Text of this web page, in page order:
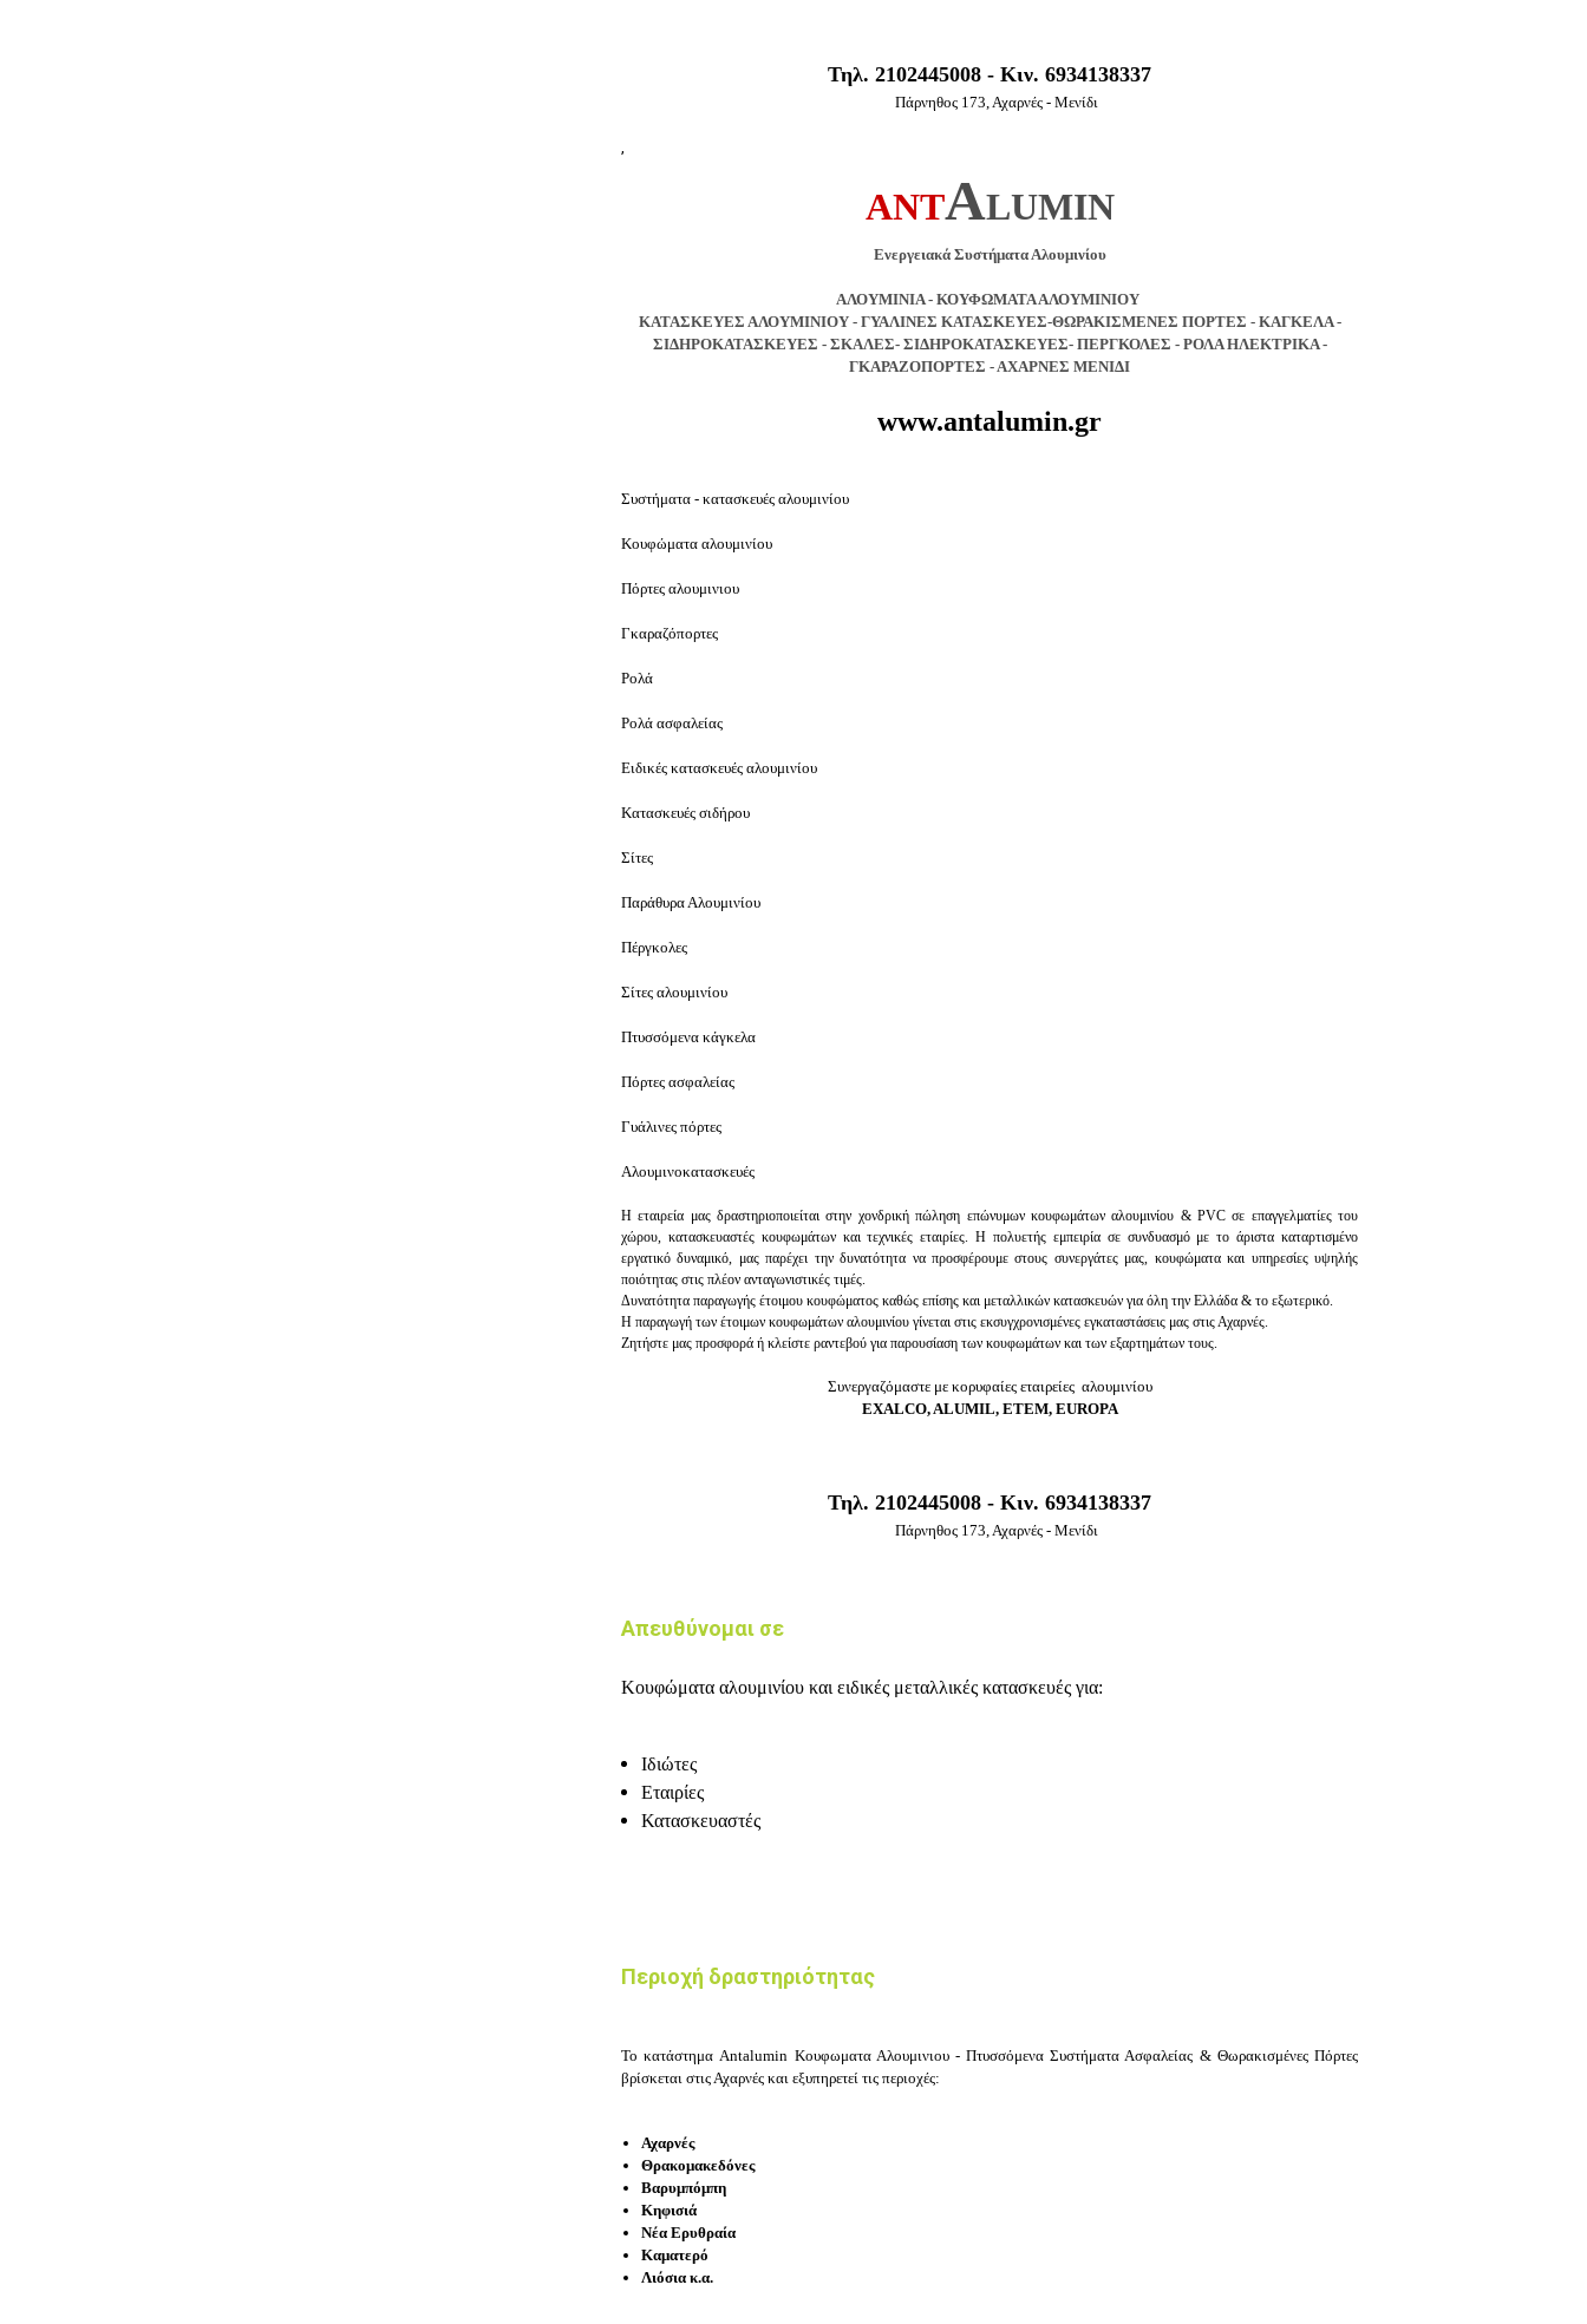
Τηλ. 2102445008 - Κιν. 6934138337
Πάρνηθος 173, Αχαρνές - Μενίδι
,
ANTALUMIN
Ενεργειακά Συστήματα Αλουμινίου
ΑΛΟΥΜΙΝΙΑ - ΚΟΥΦΩΜΑΤΑ ΑΛΟΥΜΙΝΙΟΥ
ΚΑΤΑΣΚΕΥΕΣ ΑΛΟΥΜΙΝΙΟΥ - ΓΥΑΛΙΝΕΣ ΚΑΤΑΣΚΕΥΕΣ-ΘΩΡΑΚΙΣΜΕΝΕΣ ΠΟΡΤΕΣ - ΚΑΓΚΕΛΑ -
ΣΙΔΗΡΟΚΑΤΑΣΚΕΥΕΣ - ΣΚΑΛΕΣ- ΣΙΔΗΡΟΚΑΤΑΣΚΕΥΕΣ- ΠΕΡΓΚΟΛΕΣ - ΡΟΛΑ ΗΛΕΚΤΡΙΚΑ -
ΓΚΑΡΑΖΟΠΟΡΤΕΣ - ΑΧΑΡΝΕΣ ΜΕΝΙΔΙ
www.antalumin.gr
Συστήματα - κατασκευές αλουμινίου
Κουφώματα αλουμινίου
Πόρτες αλουμινιου
Γκαραζόπορτες
Ρολά
Ρολά ασφαλείας
Ειδικές κατασκευές αλουμινίου
Κατασκευές σιδήρου
Σίτες
Παράθυρα Αλουμινίου
Πέργκολες
Σίτες αλουμινίου
Πτυσσόμενα κάγκελα
Πόρτες ασφαλείας
Γυάλινες πόρτες
Αλουμινοκατασκευές
Η εταιρεία μας δραστηριοποιείται στην χονδρική πώληση επώνυμων κουφωμάτων αλουμινίου & PVC σε επαγγελματίες του
χώρου, κατασκευαστές κουφωμάτων και τεχνικές εταιρίες. Η πολυετής εμπειρία σε συνδυασμό με το άριστα καταρτισμένο
εργατικό δυναμικό, μας παρέχει την δυνατότητα να προσφέρουμε στους συνεργάτες μας, κουφώματα και υπηρεσίες υψηλής
ποιότητας στις πλέον ανταγωνιστικές τιμές.
Δυνατότητα παραγωγής έτοιμου κουφώματος καθώς επίσης και μεταλλικών κατασκευών για όλη την Ελλάδα & το εξωτερικό.
Η παραγωγή των έτοιμων κουφωμάτων αλουμινίου γίνεται στις εκσυγχρονισμένες εγκαταστάσεις μας στις Αχαρνές.
Ζητήστε μας προσφορά ή κλείστε ραντεβού για παρουσίαση των κουφωμάτων και των εξαρτημάτων τους.
Συνεργαζόμαστε με κορυφαίες εταιρείες αλουμινίου
EXALCO, ALUMIL, ETEM, EUROPA
Τηλ. 2102445008 - Κιν. 6934138337
Πάρνηθος 173, Αχαρνές - Μενίδι
Απευθύνομαι σε
Κουφώματα αλουμινίου και ειδικές μεταλλικές κατασκευές για:
Ιδιώτες
Εταιρίες
Κατασκευαστές
Περιοχή δραστηριότητας
Το κατάστημα Antalumin Κουφωματα Αλουμινιου-Πτυσσόμενα Συστήματα Ασφαλείας & Θωρακισμένες Πόρτες
βρίσκεται στιςΑχαρνές και εξυπηρετεί τις περιοχές:
Αχαρνές
Θρακομακεδόνες
Βαρυμπόμπη
Κηφισιά
Νέα Ερυθραία
Καματερό
Λιόσια κ.α.